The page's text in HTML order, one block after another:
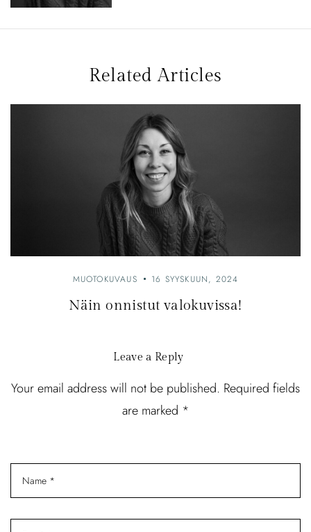
Related Articles
MUOTOKUVAUS 16 SYYSKUUN, 2024
Näin onnistut valokuvissa!
Leave a Reply
Your email address will not be published. Required fields
are marked *